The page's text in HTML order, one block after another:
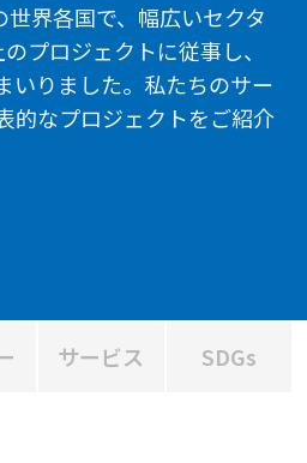
界各国で、幅広いセクタ
プロジェクトに従事し、
いりました。私たちのサー
的なプロジェクトをご紹介
サービス SDGs